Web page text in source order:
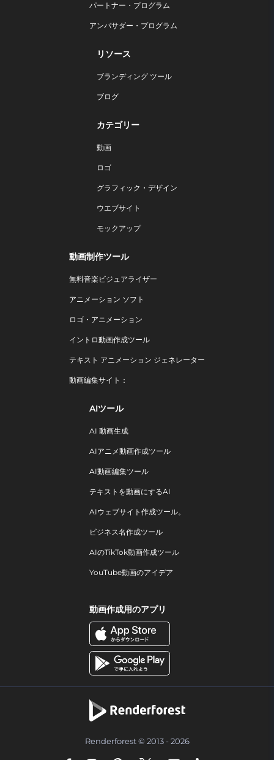
パートナー・プログラム
アンバサダー・プログラム
リソース
ブランディング ツール
ブログ
カテゴリー
動画
ロゴ
グラフィック・デザイン
ウエブサイト
モックアップ
動画制作ツール
無料音楽ビジュアライザー
アニメーション ソフト
ロゴ・アニメーション
イントロ動画作成ツール
テキスト アニメーション ジェネレーター
動画編集サイト：
AIツール
AI 動画生成
AIアニメ動画作成ツール
AI動画編集ツール
テキストを動画にするAI
AIウェブサイト作成ツール。
ビジネス名作成ツール
AIのTikTok動画作成ツール
YouTube動画のアイデア
動画作成用のアプリ
Renderforest © 2013 - 2026